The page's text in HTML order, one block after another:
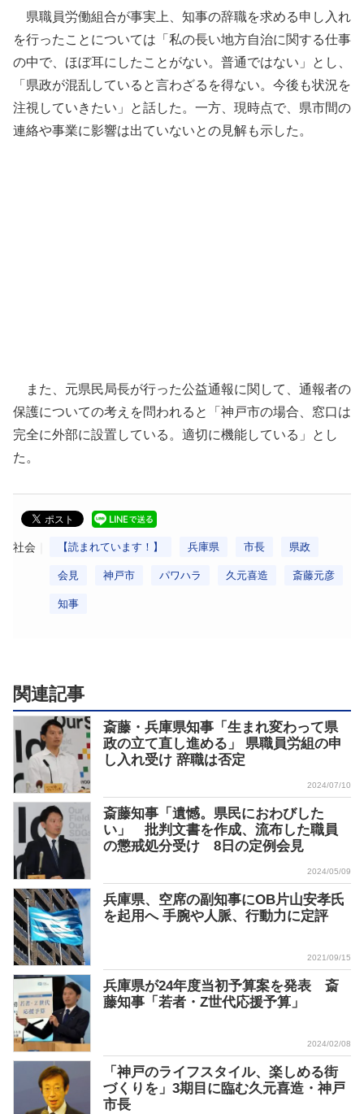
県職員労働組合が事実上、知事の辞職を求める申し入れ
を行ったことについては「私の長い地方自治に関する仕事
の中で、ほぼ耳にしたことがない。普通ではない」とし、
「県政が混乱していると言わざるを得ない。今後も状況を
注視していきたい」と話した。一方、現時点で、県市間の
連絡や事業に影響は出ていないとの見解も示した。
また、元県民局長が行った公益通報に関して、通報者の
保護についての考えを問われると「神戸市の場合、窓口は
完全に外部に設置している。適切に機能している」とし
た。
社会 【読まれています！】 兵庫県 市長 県政
会見 神戸市 パワハラ 久元喜造 斎藤元彦
知事
関連記事
斎藤・兵庫県知事「生まれ変わって県
政の立て直し進める」 県職員労組の申
し入れ受け 辞職は否定
2024/07/10
斎藤知事「遺憾。県民におわびした
い」 批判文書を作成、流布した職員
の懲戒処分受け 8日の定例会見
2024/05/09
兵庫県、空席の副知事にOB片山安孝氏
を起用へ 手腕や人脈、行動力に定評
2021/09/15
兵庫県が24年度当初予算案を発表 斎
藤知事「若者・Z世代応援予算」
2024/02/08
「神戸のライフスタイル、楽しめる街
づくりを」3期目に臨む久元喜造・神戸
市長